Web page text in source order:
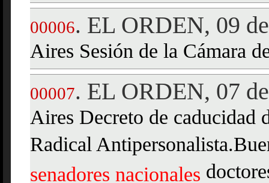
00006. EL ORDEN, 09
Aires Sesión de la Cámara
00007. EL ORDEN, 07
Aires Decreto de caducidad
Radical
senadores nacionales